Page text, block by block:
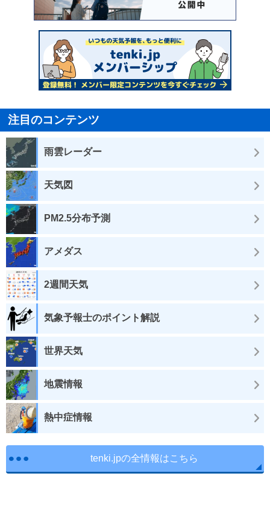
注目のコンテンツ
雨雲レーダー
天気図
PM2.5分布予測
アメダス
2週間天気
気象予報士のポイント解説
世界天気
地震情報
熱中症情報
tenki.jpの全情報はこちら